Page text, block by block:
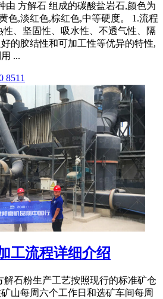
由 方解石 组成的碳酸盐岩石,颜色为
色,淡红色,棕红色,中等硬度。 1.流程
性、坚固性、吸水性、不透气性、隔
的胶结性和可加工性等优异的特性,
...
8511
工流程详细介绍
解石粉生产工艺按照现行的标准矿仓
山每周六个工作日和选矿车间每周